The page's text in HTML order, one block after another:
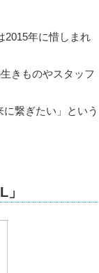
2015年に惜しまれ
きものやスタッフ
繋ぎたい」という